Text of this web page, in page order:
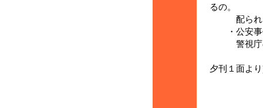
るの。
配られた
・公安事
警視庁の
夕刊１面よ